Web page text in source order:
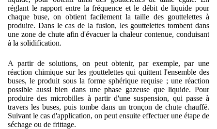
Development of alumina microspheres with controlled
size and shape
Prilling technology at Gala
Mikrokugeln für Instant-Getränkepulver
A Leap Forward to Shaping Better Products –
Microencapsulation and Microgranulation
Drip Casting Technologies at BRACE - An overview
(Movie)
réglant le rapport entre la fréquence et le débit de liquide pour
chaque buse, on obtient facilement la taille des gouttelettes à
produire. Dans le cas de la fusion, les gouttelettes tombent dans
une zone de chute afin d'évacuer la chaleur contenue, conduisant
à la solidification.
A partir de solutions, on peut obtenir, par exemple, par une
réaction chimique sur les gouttelettes qui quittent l'ensemble des
buses, le produit sous la forme sphérique requise ; une réaction
possible aussi bien dans une phase gazeuse que liquide. Pour
produire des microbilles à partir d'une suspension, qui passe à
travers les buses, puis tombe dans un tronçon de chute chauffé.
Suivant le cas d'application, on peut ensuite effectuer une étape de
séchage ou de frittage.